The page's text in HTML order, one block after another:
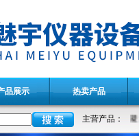
品展示 热卖产品
主营产品：
生产混凝